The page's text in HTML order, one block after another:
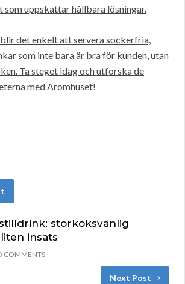
som uppskattar hållbara lösningar.
det enkelt att servera sockerfria,
som inte bara är bra för kunden, utan
Ta steget idag och utforska de
med Aromhuset!
storköksvänlig
insats
COMMENTS
Next Post